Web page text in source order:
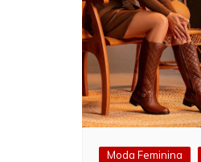
Moda Feminina